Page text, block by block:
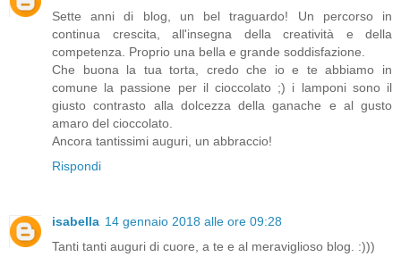
Sette anni di blog, un bel traguardo! Un percorso in
continua crescita, all'insegna della creatività e della
competenza. Proprio una bella e grande soddisfazione.
Che buona la tua torta, credo che io e te abbiamo in
comune la passione per il cioccolato ;) i lamponi sono il
giusto contrasto alla dolcezza della ganache e al gusto
amaro del cioccolato.
Ancora tantissimi auguri, un abbraccio!
Rispondi
isabella 14 gennaio 2018 alle ore 09:28
Tanti tanti auguri di cuore, a te e al meraviglioso blog. :)))